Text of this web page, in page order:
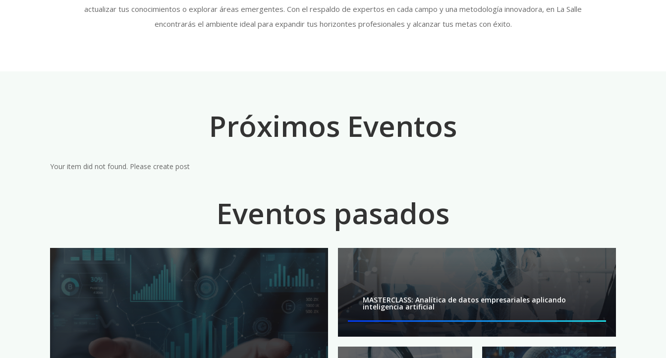
actualizar tus conocimientos o explorar áreas emergentes. Con el respaldo de expertos en cada campo y una metodología innovadora, en La Salle
encontrarás el ambiente ideal para expandir tus horizontes profesionales y alcanzar tus metas con éxito.
Próximos Eventos
Your item did not found. Please create post
Eventos pasados
MASTERCLASS: Analítica de datos empresariales aplicando
inteligencia artificial